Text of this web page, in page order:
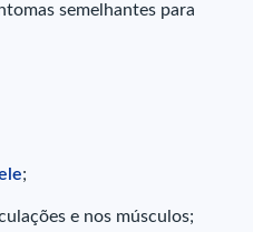
semelhantes para
;
e nos músculos;